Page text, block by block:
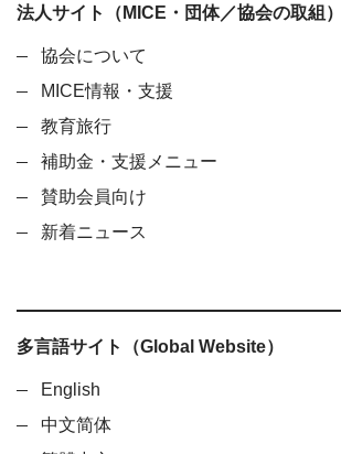
法人サイト（MICE・団体／協会の取組）
協会について
MICE情報・支援
教育旅行
補助金・支援メニュー
賛助会員向け
新着ニュース
多言語サイト（Global Website）
English
中文简体